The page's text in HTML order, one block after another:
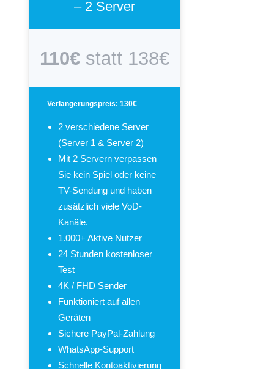
– 2 Server
110€ statt 138€
Verlängerungspreis: 130€
2 verschiedene Server
(Server 1 & Server 2)
Mit 2 Servern verpassen
Sie kein Spiel oder keine
TV-Sendung und haben
zusätzlich viele VoD-
Kanäle.
1.000+ Aktive Nutzer
24 Stunden kostenloser
Test
4K / FHD Sender
Funktioniert auf allen
Geräten
Sichere PayPal-Zahlung
WhatsApp-Support
Schnelle Kontoaktivierung